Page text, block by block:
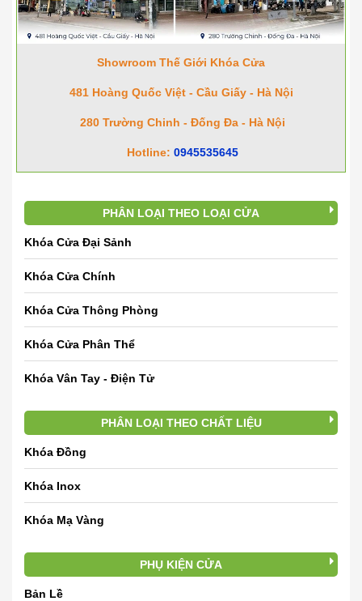
Showroom Thế Giới Khóa Cửa
481 Hoàng Quốc Việt - Cầu Giấy - Hà Nội
280 Trường Chinh - Đống Đa - Hà Nội
Hotline: 0945535645
PHÂN LOẠI THEO LOẠI CỬA
Khóa Cửa Đại Sảnh
Khóa Cửa Chính
Khóa Cửa Thông Phòng
Khóa Cửa Phân Thể
Khóa Vân Tay - Điện Tử
PHÂN LOẠI THEO CHẤT LIỆU
Khóa Đồng
Khóa Inox
Khóa Mạ Vàng
PHỤ KIỆN CỬA
Bản Lề